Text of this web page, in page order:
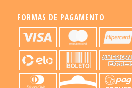
FORMAS DE PAGAMENTO